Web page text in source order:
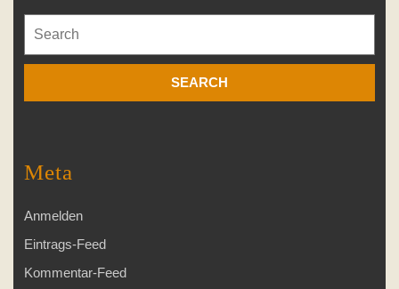
for:
Meta
Anmelden
Eintrags-Feed
Kommentar-Feed